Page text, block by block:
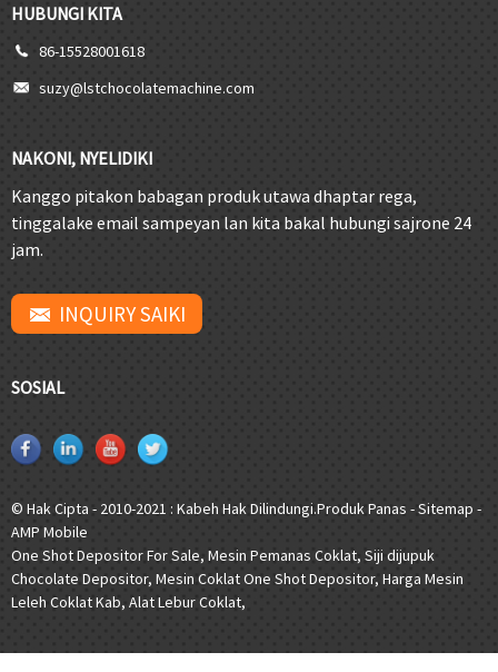
HUBUNGI KITA
86-15528001618
suzy@lstchocolatemachine.com
NAKONI, NYELIDIKI
Kanggo pitakon babagan produk utawa dhaptar rega,
tinggalake email sampeyan lan kita bakal hubungi sajrone 24
jam.
INQUIRY SAIKI
SOSIAL
© Hak Cipta - 2010-2021 : Kabeh Hak Dilindungi.Produk Panas -Sitemap -
AMP Mobile
One Shot Depositor For Sale, Mesin Pemanas Coklat, Siji dijupuk
Chocolate Depositor, Mesin Coklat One Shot Depositor, Harga Mesin
Leleh Coklat Kab, Alat Lebur Coklat,